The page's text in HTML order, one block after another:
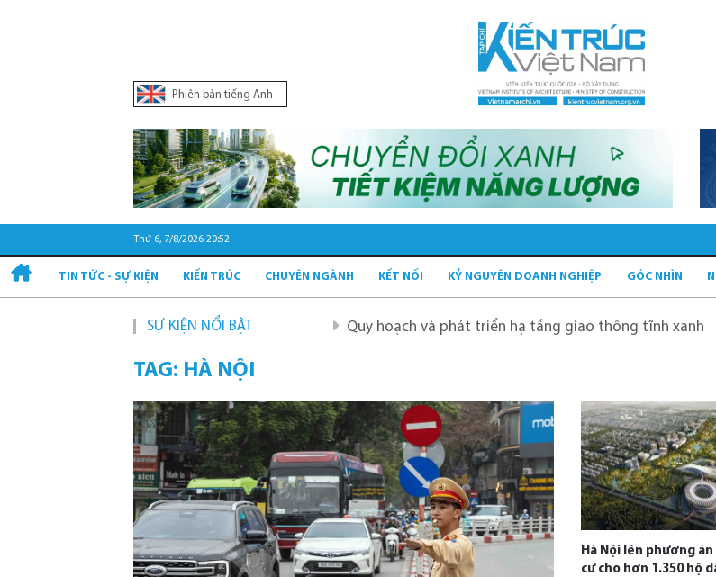
Phiên bản tiếng Anh
Thứ 6, 7/8/2026 20:52
TIN TỨC - SỰ KIỆN KIẾN TRÚC CHUYÊN NGÀNH KẾT NỐI KỶ NGUYÊN DOANH NGHIỆP GÓC NHÌN
SỰ KIỆN NỔI BẬT Quy hoạch và phát triển hạ tầng giao thông tĩnh xanh Quy
TAG: HÀ NỘI
Hà Nội lên phương
cư cho hơn 1.350 hộ